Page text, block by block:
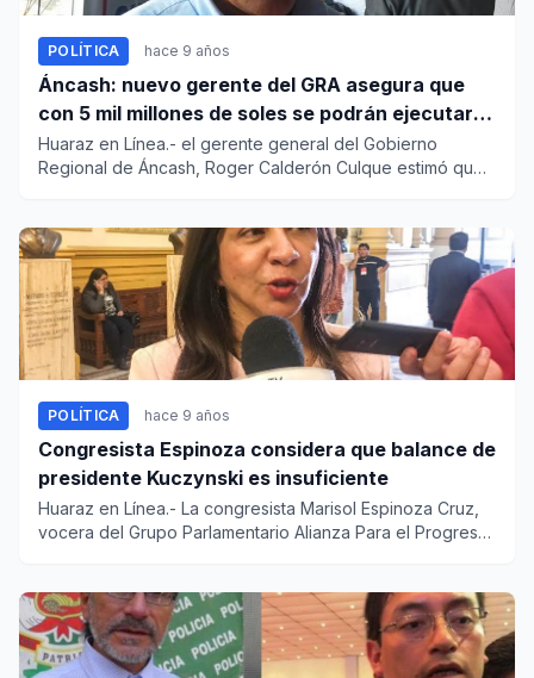
POLÍTICA hace 9 años
Áncash: nuevo gerente del GRA asegura que
con 5 mil millones de soles se podrán ejecutar
proyectos
Huaraz en Línea.- el gerente general del Gobierno
Regional de Áncash, Roger Calderón Culque estimó que
POLÍTICA hace 9 años
Congresista Espinoza considera que balance de
presidente Kuczynski es insuficiente
Huaraz en Línea.- La congresista Marisol Espinoza Cruz,
vocera del Grupo Parlamentario Alianza Para el Progreso